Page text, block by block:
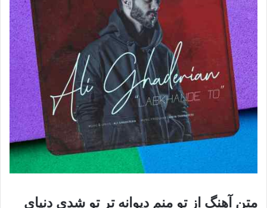
متن آهنگ از تو منم دیوانه تر تو شدی دنیای